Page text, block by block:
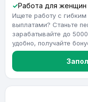
Работа для женщин
Ищете работу с
выплатами? Станьте
зарабатывайте до
удобно, получайте